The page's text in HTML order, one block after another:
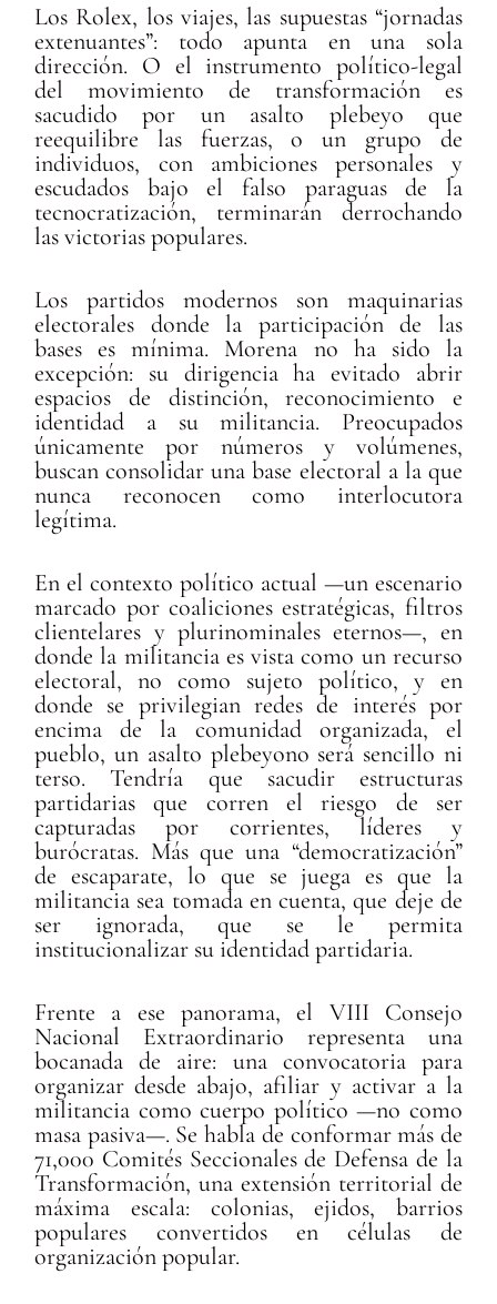
Los Rolex, los viajes, las supuestas “jornadas
extenuantes”: todo apunta en una sola
dirección. O el instrumento político-legal
del movimiento de transformación es
sacudido por un asalto plebeyo que
reequilibre las fuerzas, o un grupo de
individuos, con ambiciones personales y
escudados bajo el falso paraguas de la
tecnocratización, terminarán derrochando
las victorias populares.
Los partidos modernos son maquinarias
electorales donde la participación de las
bases es mínima. Morena no ha sido la
excepción: su dirigencia ha evitado abrir
espacios de distinción, reconocimiento e
identidad a su militancia. Preocupados
únicamente por números y volúmenes,
buscan consolidar una base electoral a la que
nunca reconocen como interlocutora
legítima.
En el contexto político actual —un escenario
marcado por coaliciones estratégicas, filtros
clientelares y plurinominales eternos—, en
donde la militancia es vista como un recurso
electoral, no como sujeto político, y en
donde se privilegian redes de interés por
encima de la comunidad organizada, el
pueblo, un asalto plebeyono será sencillo ni
terso. Tendría que sacudir estructuras
partidarias que corren el riesgo de ser
capturadas por corrientes, líderes y
burócratas. Más que una “democratización”
de escaparate, lo que se juega es que la
militancia sea tomada en cuenta, que deje de
ser ignorada, que se le permita
institucionalizar su identidad partidaria.
Frente a ese panorama, el VIII Consejo
Nacional Extraordinario representa una
bocanada de aire: una convocatoria para
organizar desde abajo, afiliar y activar a la
militancia como cuerpo político —no como
masa pasiva—. Se habla de conformar más de
71,000 Comités Seccionales de Defensa de la
Transformación, una extensión territorial de
máxima escala: colonias, ejidos, barrios
populares convertidos en células de
organización popular.